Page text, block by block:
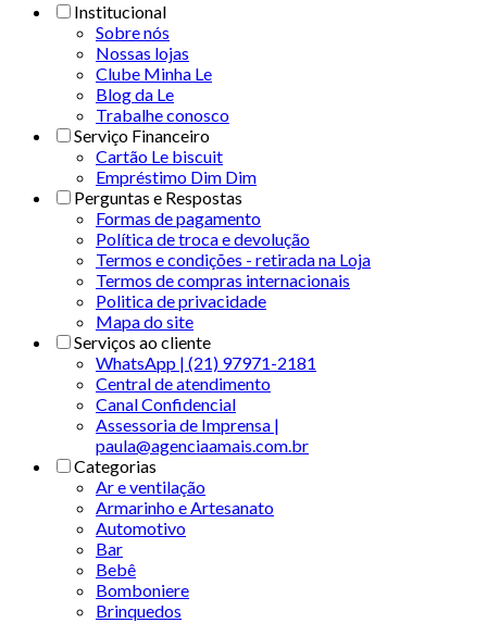
Institucional
Sobre nós
Nossas lojas
Clube Minha Le
Blog da Le
Trabalhe conosco
Serviço Financeiro
Cartão Le biscuit
Empréstimo Dim Dim
Perguntas e Respostas
Formas de pagamento
Política de troca e devolução
Termos e condições - retirada na Loja
Termos de compras internacionais
Politica de privacidade
Mapa do site
Serviços ao cliente
WhatsApp | (21) 97971-2181
Central de atendimento
Canal Confidencial
Assessoria de Imprensa |
paula@agenciaamais.com.br
Categorias
Ar e ventilação
Armarinho e Artesanato
Automotivo
Bar
Bebê
Bomboniere
Brinquedos